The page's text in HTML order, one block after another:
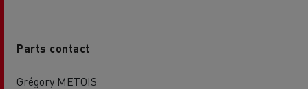
Parts contact
Grégory METOIS